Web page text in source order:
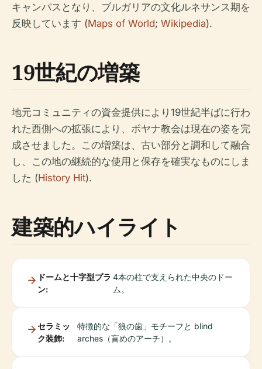
キャンバスとなり、ブルガリアの文化ルネサンス期を
反映しています (Maps of World; Wikipedia).
19世紀の増築
地元コミュニティの資金提供により19世紀半ばに行わ
れた西側への拡張により、ボヤナ教会は現在の姿を完
成させました。この増築は、古い部分と調和して融合
し、この地の継続的な使用と保存を確実なものにしま
した (History Hit).
建築的ハイライト
ドームと十字型プラ
ン:
4本の柱で支えられた中央のドー
ム。
セラミッ
ク装飾:
特徴的な「狼の歯」モチーフと blind
arches（盲めのアーチ）。